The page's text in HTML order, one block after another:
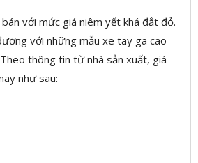
với mức giá niêm yết khá đắt đỏ.
với những mẫu xe tay ga cao
thông tin từ nhà sản xuất, giá
như sau: